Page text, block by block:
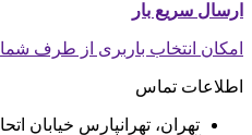
ارسال سریع بار
امکان انتخاب باربری از طرف شما
اطلاعات تماس